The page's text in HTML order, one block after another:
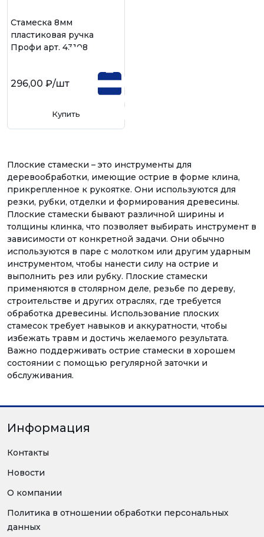
Стамеска 8мм
пластиковая ручка
Профи арт. 43108
296,00 ₽/шт
Купить
Плоские стамески – это инструменты для
деревообработки, имеющие острие в форме клина,
прикрепленное к рукоятке. Они используются для
резки, рубки, отделки и формирования древесины.
Плоские стамески бывают различной ширины и
толщины клинка, что позволяет выбирать инструмент в
зависимости от конкретной задачи. Они обычно
используются в паре с молотком или другим ударным
инструментом, чтобы нанести силу на острие и
выполнить рез или рубку. Плоские стамески
применяются в столярном деле, резьбе по дереву,
строительстве и других отраслях, где требуется
обработка древесины. Использование плоских
стамесок требует навыков и аккуратности, чтобы
избежать травм и достичь желаемого результата.
Важно поддерживать острие стамески в хорошем
состоянии с помощью регулярной заточки и
обслуживания.
Информация
Контакты
Новости
О компании
Политика в отношении обработки персональных
данных